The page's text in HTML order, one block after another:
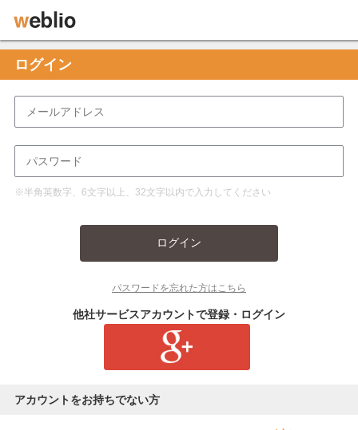
ログイン
※半角英数字、6文字以上、32文字以内で入力してください
ログイン
パスワードを忘れた方はこちら
他社サービスアカウントで登録・ログイン
アカウントをお持ちでない方